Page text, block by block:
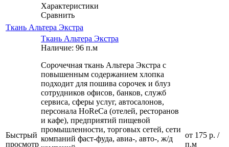
Характеристики
Сравнить
Ткань Альтера Экстра
Быстрый
просмотр
Ткань Альтера Экстра
Наличие: 96 п.м
Сорочечная ткань Альтера Экстра с
повышенным содержанием хлопка
подходит для пошива сорочек и блуз
сотрудников офисов, банков, служб
сервиса, сферы услуг, автосалонов,
персонала HoReCa (отелей, ресторанов
и кафе), предприятий пищевой
промышленности, торговых сетей, сети
компаний фаст-фуда, авиа-, авто-, ж/д
от 175 р. /
п.м